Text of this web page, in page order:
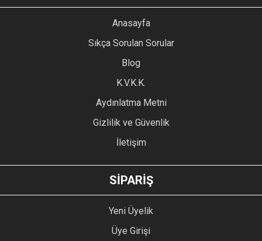
YORUM YAZ
Ürün resmi kalitesiz, bozuk veya görüntülenemiyor.
Ürün açıklamasında eksik bilgiler bulunuyor.
Ürün bilgilerinde hatalar bulunuyor.
Ürün fiyatı diğer sitelerden daha pahalı.
GÖNDER
Anasayfa
Sıkça Sorulan Sorular
Blog
K.V.K.K.
Aydınlatma Metni
Gizlilik ve Güvenlik
İletişim
SİPARİŞ
Yeni Üyelik
Üye Girişi